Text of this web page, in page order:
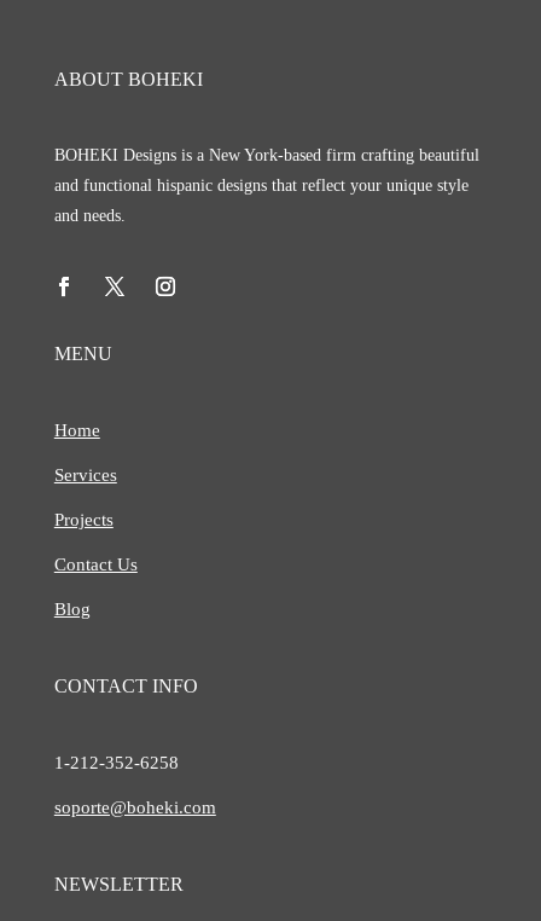
ABOUT BOHEKI
BOHEKI Designs is a New York-based firm crafting beautiful
and functional hispanic designs that reflect your unique style
and needs.
MENU
Home
Services
Projects
Contact Us
Blog
CONTACT INFO
1-212-352-6258
soporte@boheki.com
NEWSLETTER